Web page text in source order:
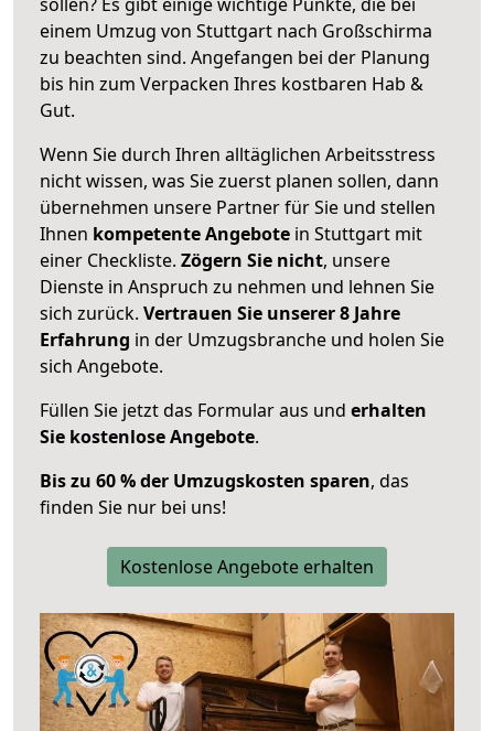
einem Umzug von Stuttgart nach Großschirma
zu beachten sind. Angefangen bei der Planung
bis hin zum Verpacken Ihres kostbaren Hab &
Gut.
Wenn Sie durch Ihren alltäglichen Arbeitsstress
nicht wissen, was Sie zuerst planen sollen, dann
übernehmen unsere Partner für Sie und stellen
Ihnen kompetente Angebote in Stuttgart mit
einer Checkliste. Zögern Sie nicht, unsere
Dienste in Anspruch zu nehmen und lehnen Sie
sich zurück. Vertrauen Sie unserer 8 Jahre
Erfahrung in der Umzugsbranche und holen Sie
sich Angebote.
Füllen Sie jetzt das Formular aus und erhalten
Sie kostenlose Angebote.
Bis zu 60 % der Umzugskosten sparen, das
finden Sie nur bei uns!
Kostenlose Angebote erhalten